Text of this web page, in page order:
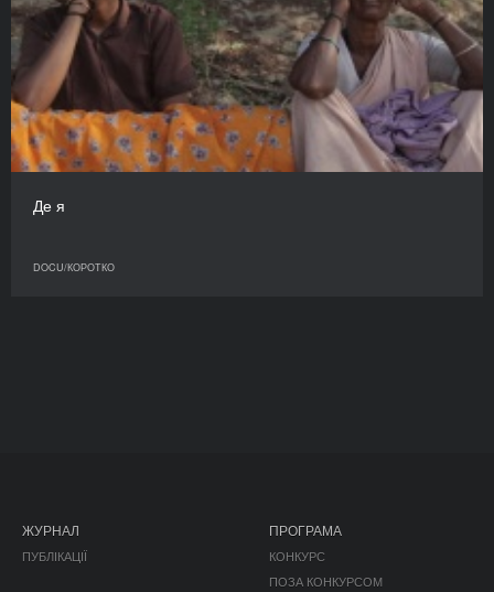
Де я
DOCU/КОРОТКО
ЖУРНАЛ
ПУБЛІКАЦІЇ
ПРОГРАМА
КОНКУРС
ПОЗА КОНКУРСОМ